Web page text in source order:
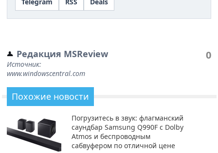
Редакция MSReview
Источник:
www.windowscentral.com
0
Похожие новости
Погрузитесь в звук: флагманский
саундбар Samsung Q990F с Dolby
Atmos и беспроводным
сабвуфером по отличной цене